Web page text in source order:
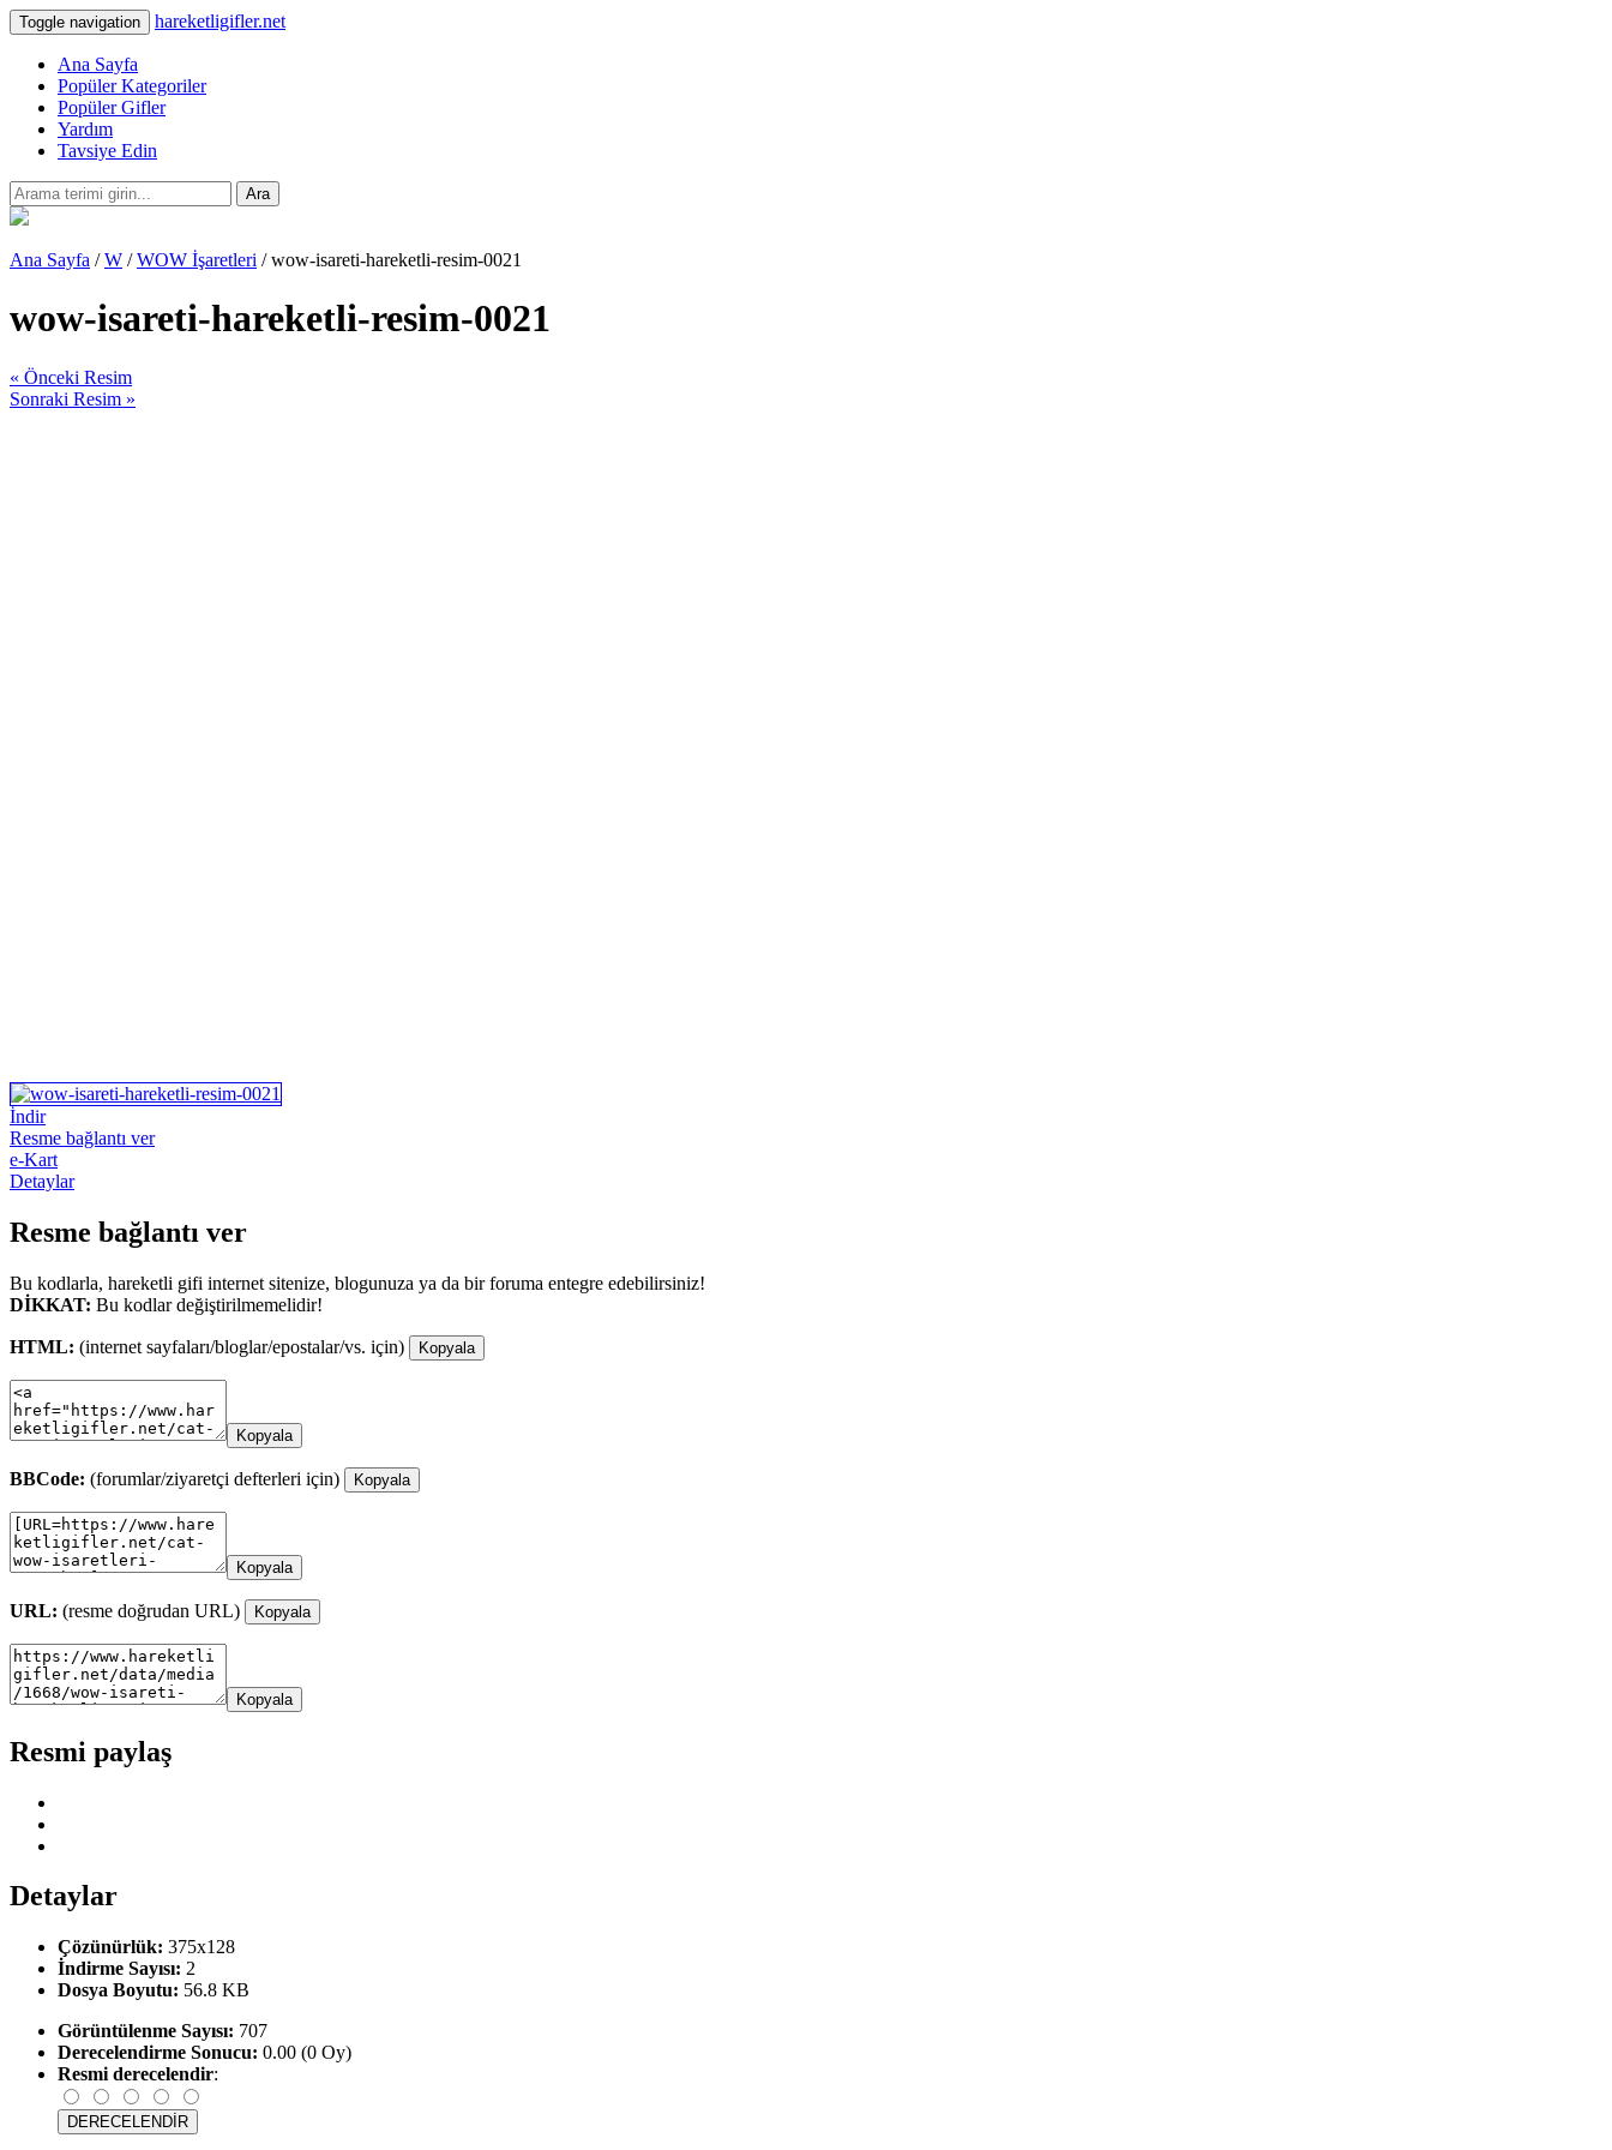
Toggle navigation hareketligifler.net
Ana Sayfa
Popüler Kategoriler
Popüler Gifler
Yardım
Tavsiye Edin
Ara
Ana Sayfa /W /WOW İşaretleri / wow-isareti-hareketli-resim-0021
wow-isareti-hareketli-resim-0021
« Önceki Resim
Sonraki Resim »
İndir
Resme bağlantı ver
e-Kart
Detaylar
Resme bağlantı ver
Bu kodlarla, hareketli gifi internet sitenize, blogunuza ya da bir foruma entegre edebilirsiniz!
DİKKAT: Bu kodlar değiştirilmemelidir!
HTML: (internet sayfaları/bloglar/epostalar/vs. için) Kopyala
Kopyala
BBCode: (forumlar/ziyaretçi defterleri için) Kopyala
Kopyala
URL: (resme doğrudan URL) Kopyala
Kopyala
Resmi paylaş
Detaylar
Çözünürlük: 375x128
İndirme Sayısı: 2
Dosya Boyutu: 56.8 KB
Görüntülenme Sayısı: 707
Derecelendirme Sonucu: 0.00 (0 Oy)
Resmi derecelendir: